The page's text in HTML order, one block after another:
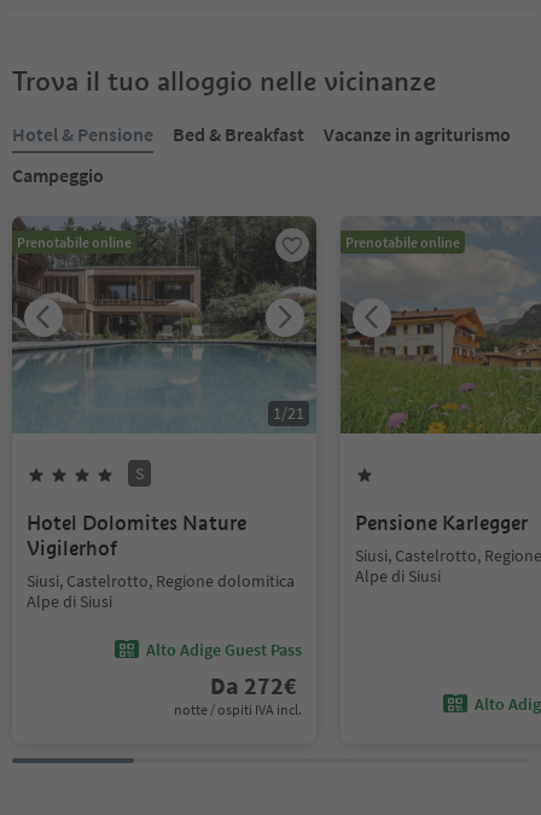
Trova il tuo alloggio nelle vicinanze
Hotel & Pensione Bed & Breakfast
Vacanze in agriturismo
Campeggio
Prenotabile online
1/21
S
Hotel Dolomites Nature
Vigilerhof
Siusi, Castelrotto, Regione dolomitica
Alpe di Siusi
Alto Adige Guest Pass
Da 272€
notte / ospiti IVA incl.
Prenotabile online
Pensione Karlegger
Siusi, Castelrotto,
Alpe di Siusi
Alto